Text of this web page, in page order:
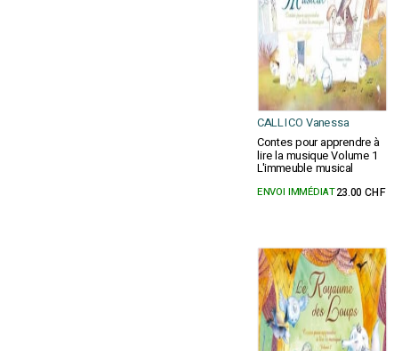
CALLICO Vanessa
Contes pour apprendre à
lire la musique Volume 1
L'immeuble musical
ENVOI IMMÉDIAT23.00 CHF